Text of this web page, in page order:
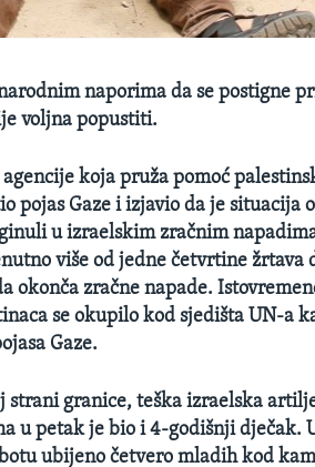
naporima da se postigne
voljna popustiti.
koja pruža pomoć
pojas Gaze i izjavio da je
u izraelskim zračnim
više od jedne četvrtine žrtava
okonča zračne napade.
se okupilo kod sjedišta UN-a
Gaze.
strani granice, teška izraelska
u petak je bio i 4-godišnji dječak.
ubijeno četvero mladih kod